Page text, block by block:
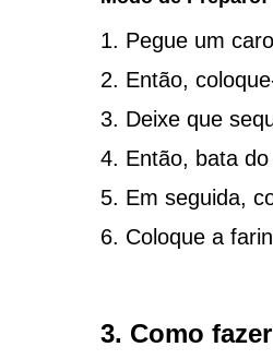
Pegue um
Então,
Deixe que
Então, bata
Em seguida,
Coloque a
3. Como